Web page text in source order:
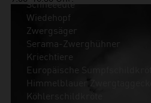
Schneeeule
Wiedehopf
Zwergsäger
Serama-Zwerghühner
Kriechtiere
Europäische Sumpfschildkröte
Himmelblauer Zwergtaggecko
Köhlerschildkröte